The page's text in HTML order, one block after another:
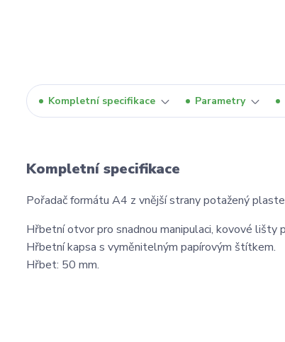
Kompletní specifikace Parametry
Kompletní specifikace
Pořadač formátu A4 z vnější strany potažený
Hřbetní otvor pro snadnou manipulaci, kovové lišty
Hřbetní kapsa s vyměnitelným papírovým štítkem.
Hřbet: 50 mm.